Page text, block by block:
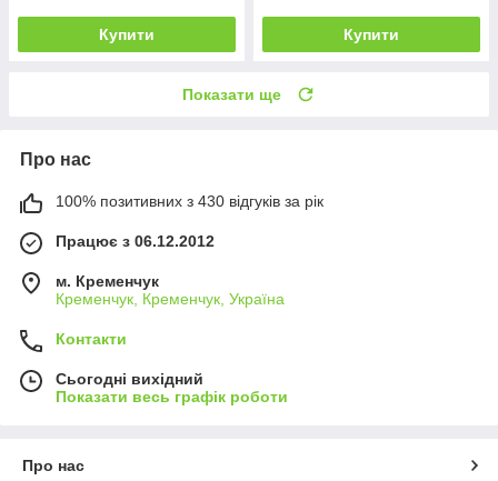
Купити Купити
Показати ще
Про нас
100% позитивних з 430 відгуків за рік
Працює з 06.12.2012
м. Кременчук
Кременчук, Кременчук, Україна
Контакти
Сьогодні вихідний
Показати весь графік роботи
Про нас